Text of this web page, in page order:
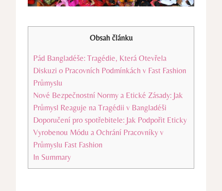
Obsah článku
Pád Bangladéše: Tragédie, Která Otevřela
Diskuzi o Pracovních Podmínkách v Fast Fashion
Průmyslu
Nové Bezpečnostní Normy a Etické Zásady: Jak
Průmysl Reaguje na Tragédii v Bangladéši
Doporučení pro spotřebitele: Jak Podpořit Eticky
Vyrobenou Módu a Ochrání Pracovníky v
Průmyslu Fast Fashion
In Summary